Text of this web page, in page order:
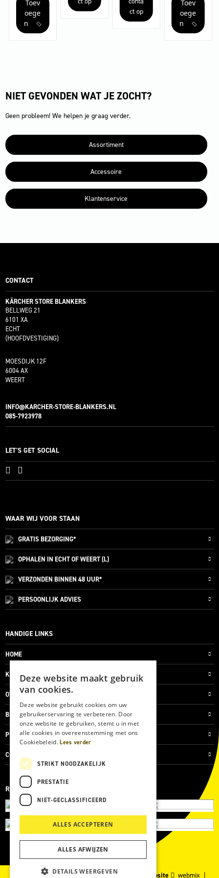
Bp
Pack
170Ah+D65+DOSE+Rin...
aantal
Toev
oege
n
ct op
Classic
Bp
aantal
Toev
oege
n
NIET GEVONDEN WAT JE ZOCHT?
Geen probleem! We helpen je graag verder.
Assortiment
Accessoire
Klantenservice
CONTACT
KÄRCHER STORE BLANKERS
BELLWEG 21
6101 XA
ECHT
(HOOFDVESTIGING)
MOESDIJK 12F
6004 AX
WEERT
INFO@KARCHER-STORE-BLANKERS.NL
085-7923978
LET'S GET SOCIAL
WAAR WIJ VOOR STAAN
GRATISBEZORGING*
OPHALEN IN ECHT OF WEERT (L)
VERZONDEN BINNEN 48 UUR*
PERSOONLIJKADVIES
HANDIGE LINKS
HOME
KLANTENSERVICE
OVER ONS
BLOG
PRIVACYVERKLARING
COOKIES
REVIEWMERK
© 2026 Kärcher Store Blankers |Maatwerk website webmix |
Deze website maakt gebruik
van cookies.
Deze website gebruikt cookies om uw
gebruikerservaring te verbeteren. Door
onze website te gebruiken, stemt u in met
alle cookies in overeenstemming met ons
Cookiebeleid.Lees verder
STRIKT NOODZAKELIJK
PRESTATIE
NIET-GECLASSIFICEERD
ALLES ACCEPTEREN
ALLES AFWIJZEN
DETAILS WEERGEVEN